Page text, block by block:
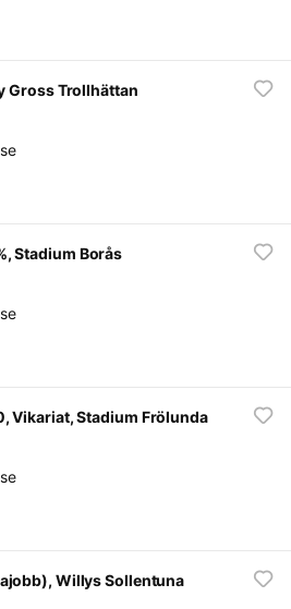
Gross Trollhättan
Stadium Borås
Vikariat, Stadium Frölunda
Willys Sollentuna